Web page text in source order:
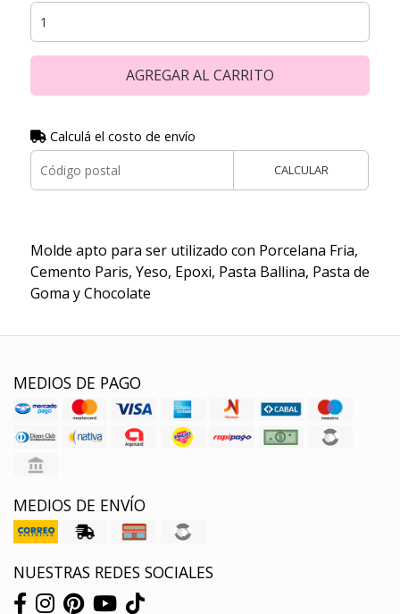
AGREGAR AL CARRITO
Calculá el costo de envío
CALCULAR
Molde apto para ser utilizado con Porcelana Fria,
Cemento Paris, Yeso, Epoxi, Pasta Ballina, Pasta de
Goma y Chocolate
MEDIOS DE PAGO
MEDIOS DE ENVÍO
NUESTRAS REDES SOCIALES